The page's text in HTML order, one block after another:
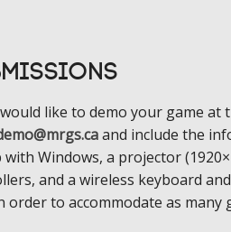
like to demo your game at
and include the
with Windows, a projector
and a wireless keyboard
order to accommodate as many